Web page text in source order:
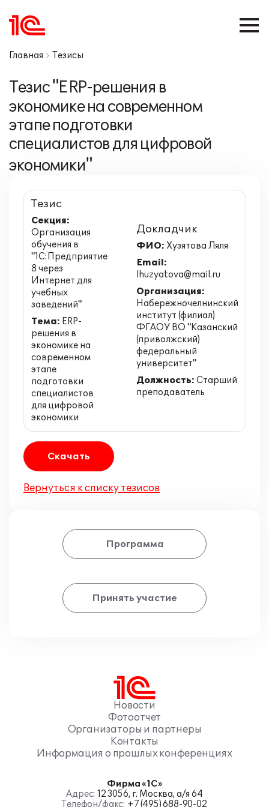
Главная Тезисы
Тезис "ERP-решения в
экономике на современном
этапе подготовки
специалистов для цифровой
экономики"
Тезис
Секция:
Организация
обучения в
"1С:Предприятие
8 через
Интернет для
учебных
заведений"
Тема: ERP-
решения в
экономике на
современном
этапе
подготовки
специалистов
для цифровой
экономики
Докладчик
ФИО: Хузятова Ляля
Email:
lhuzyatova@mail.ru
Организация:
Набережночелнинский
институт (филиал)
ФГАОУ ВО "Казанский
(приволжский)
федеральный
университет"
Должность: Старший
преподаватель
Скачать
Вернуться к списку тезисов
Программа
Принять участие
Новости
Фотоотчет
Организаторы и партнеры
Контакты
Информация о прошлых конференциях
Фирма «1С»
Адрес: 123056, г. Москва, а/я 64
Телефон/факс: +7 (495) 688-90-02